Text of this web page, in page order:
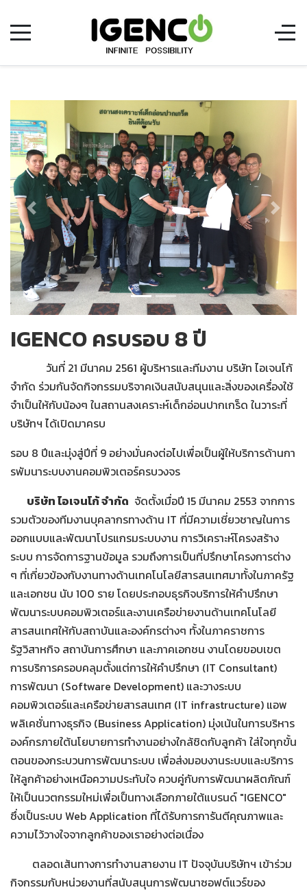
ก่อนหน้า ต่อไป
IGENCO ครบรอบ 8 ปี
วันที่ 21 มีนาคม 2561 ผู้บริหารและทีมงาน บริษัท ไอเจนโก้
จำกัด ร่วมกันจัดกิจกรรมบริจาคเงินสนับสนุนและสิ่งของเครื่องใช้
จำเป็นให้กับน้องๆ ในสถานสงเคราะห์เด็กอ่อนปากเกร็ด ในวาระที่
บริษัทฯ ได้เปิดมาครบ
รอบ 8 ปีและมุ่งสู่ปีที่ 9 อย่างมั่นคงต่อไปเพื่อเป็นผู้ให้บริการด้านกา
รพัมนาระบบงานคอมพิวเตอร์ครบวงจร
บริษัท ไอเจนโก้ จำกัด จัดตั้งเมื่อปี 15 มีนาคม 2553 จากการ
รวมตัวของทีมงานบุคลากรทางด้าน IT ที่มีความเชี่ยวชาญในการ
ออกแบบและพัฒนาโปรแกรมระบบงาน การวิเคราะห์โครงสร้าง
ระบบ การจัดการฐานข้อมูล รวมถึงการเป็นที่ปรึกษาโครงการต่าง
ๆ ที่เกี่ยวข้องกับงานทางด้านเทคโนโลยีสารสนเทศมาทั้งในภาครัฐ
และเอกชน นับ 100 ราย โดยประกอบธุรกิจบริการให้คำปรึกษา
พัฒนาระบบคอมพิวเตอร์และงานเครือข่ายงานด้านเทคโนโลยี
สารสนเทศให้กับสถาบันและองค์กรต่างๆ ทั้งในภาคราชการ
รัฐวิสาหกิจ สถาบันการศึกษา และภาคเอกชน งานโดยขอบเขต
การบริการครอบคลุมตั้งแต่การให้คำปรึกษา (IT Consultant)
การพัฒนา (Software Development) และวางระบบ
คอมพิวเตอร์และเครือข่ายสารสนเทศ (IT infrastructure) แอพ
พลิเคชั่นทางธุรกิจ (Business Application) มุ่งเน้นในการบริหาร
องค์กรภายใต้นโยบายการทำงานอย่างใกล้ชิดกับลูกค้า ใส่ใจทุกขั้น
ตอนของกระบวนการพัฒนาระบบ เพื่อส่งมอบงานระบบและบริการ
ให้ลูกค้าอย่างเหนือความประทับใจ ควบคู่กับการพัฒนาผลิตภัณฑ์
ให้เป็นนวตกรรมใหม่เพื่อเป็นทางเลือกภายใต้แบรนด์ "IGENCO"
ซึ่งเป็นระบบ Web Application ที่ได้รับการการันตีคุณภาพและ
ความไว้วางใจจากลูกค้าของเราอย่างต่อเนื่อง
ตลอดเส้นทางการทำงานสายงาน IT ปัจจุบันบริษัทฯ เข้าร่วม
กิจกรรมกับหน่วยงานที่สนับสนุนการพัฒนาซอฟต์แวร์ของ